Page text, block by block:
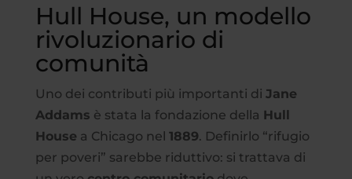
Hull House, un modello
rivoluzionario di
comunità
Uno dei contributi più importanti di Jane
Addams è stata la fondazione della Hull
House a Chicago nel 1889. Definirlo “rifugio
per poveri” sarebbe riduttivo: si trattava di